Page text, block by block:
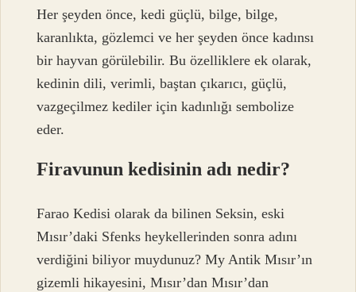
Her şeyden önce, kedi güçlü, bilge, bilge,
karanlıkta, gözlemci ve her şeyden önce kadınsı
bir hayvan görülebilir. Bu özelliklere ek olarak,
kedinin dili, verimli, baştan çıkarıcı, güçlü,
vazgeçilmez kediler için kadınlığı sembolize
eder.
Firavunun kedisinin adı nedir?
Farao Kedisi olarak da bilinen Seksin, eski
Mısır’daki Sfenks heykellerinden sonra adını
verdiğini biliyor muydunuz? My Antik Mısır’ın
gizemli hikayesini, Mısır’dan Mısır’dan